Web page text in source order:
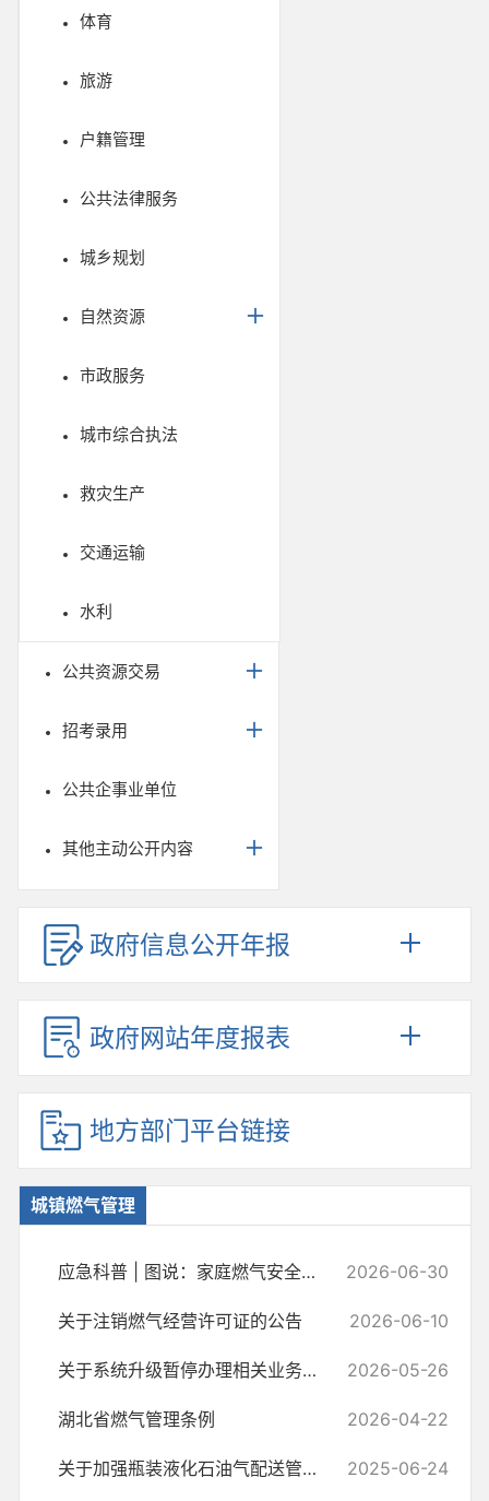
体育
旅游
户籍管理
公共法律服务
城乡规划
自然资源
市政服务
城市综合执法
救灾生产
交通运输
水利
公共资源交易
招考录用
公共企事业单位
其他主动公开内容
政府信息公开年报
政府网站年度报表
地方部门平台链接
城镇燃气管理
应急科普 | 图说：家庭燃气安全知识卡 2026-06-30
关于注销燃气经营许可证的公告 2026-06-10
关于系统升级暂停办理相关业务的公告 2026-05-26
湖北省燃气管理条例 2026-04-22
关于加强瓶装液化石油气配送管理工作的通知 2025-06-24